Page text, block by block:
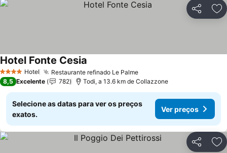
Partilhar
4 EstrelasHotel Restaurante refinado Le Palme
Hotel Fonte Cesia
8,5 Excelente 782 Todi, a 13.6 km de Collazzone
Selecione as datas para ver os preços
exatos.
Ver preços
Partilhar